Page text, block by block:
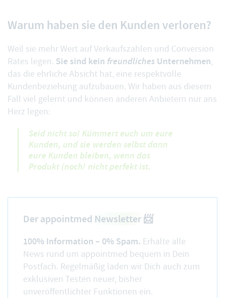
Warum haben sie den Kunden verloren?
Weil sie mehr Wert auf Verkaufszahlen und Conversion
Rates legen. Sie sind kein freundliches Unternehmen,
das die ehrliche Absicht hat, eine respektvolle
Kundenbeziehung aufzubauen. Wir haben aus diesem
Fall viel gelernt und können anderen Anbietern nur ans
Herz legen:
Seid nicht so! Kümmert euch um eure
Kunden, und sie werden selbst dann
eure Kunden bleiben, wenn das
Produkt (noch) nicht perfekt ist.
Der appointmed Newsletter📨
100% Information – 0% Spam. Erhalte alle
News rund um appointmed bequem in Dein
Postfach. Regelmäßig laden wir Dich auch zum
exklusiven Testen neuer, bisher
unveröffentlichter Funktionen ein.